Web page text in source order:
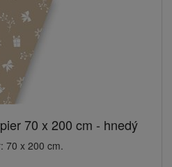
70 x 200 cm - hnedý
70 x 200 cm.